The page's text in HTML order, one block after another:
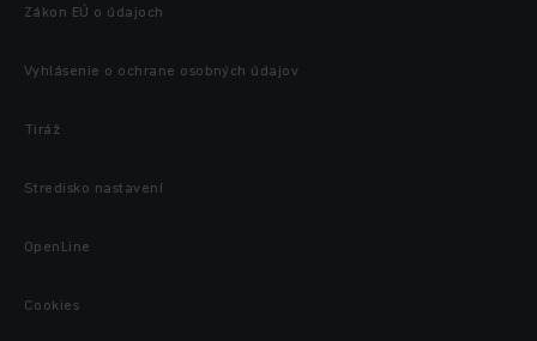
Zákon EÚ o údajoch
Vyhlásenie o ochrane osobných údajov
Tiráž
Stredisko nastavení
OpenLine
Cookies